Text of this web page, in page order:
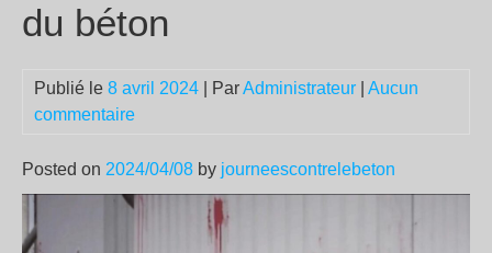
du béton
Publié le 8 avril 2024 | ParAdministrateur
Aucun
commentaire
Posted on 2024/04/08 by journeescontrelebeton